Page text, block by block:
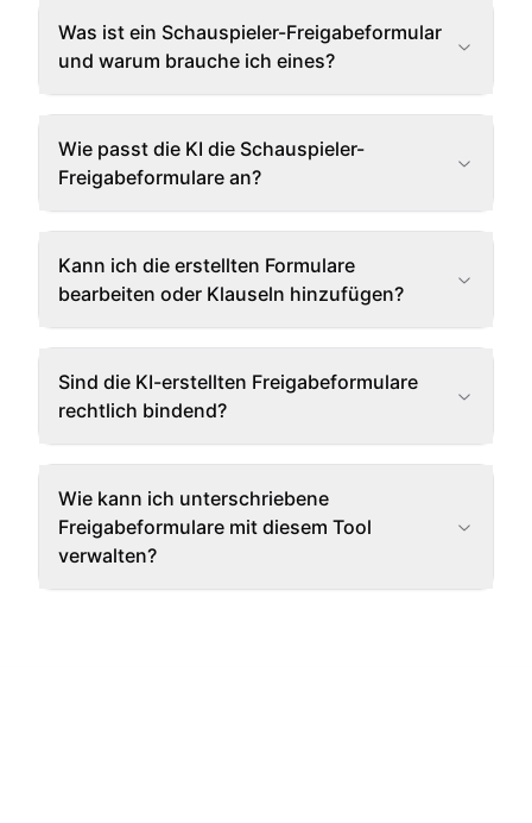
Was ist ein Schauspieler-Freigabeformular
und warum brauche ich eines?
Wie passt die KI die Schauspieler-
Freigabeformulare an?
Kann ich die erstellten Formulare
bearbeiten oder Klauseln hinzufügen?
Sind die KI-erstellten Freigabeformulare
rechtlich bindend?
Wie kann ich unterschriebene
Freigabeformulare mit diesem Tool
verwalten?